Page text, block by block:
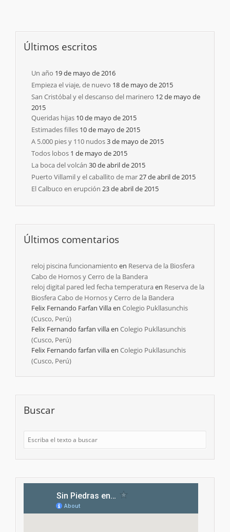
Últimos escritos
Un año 19 de mayo de 2016
Empieza el viaje, de nuevo 18 de mayo de 2015
San Cristóbal y el descanso del marinero 12 de mayo de
2015
Queridas hijas 10 de mayo de 2015
Estimades filles 10 de mayo de 2015
A 5.000 pies y 110 nudos3 de mayo de 2015
Todos lobos 1 de mayo de 2015
La boca del volcán 30 de abril de 2015
Puerto Villamil y el caballito de mar27 de abril de 2015
El Calbuco en erupción 23 de abril de 2015
Últimos comentarios
reloj piscina funcionamiento en Reserva de la Biosfera
Cabo de Hornos y Cerro de la Bandera
reloj digital pared led fecha temperaturaen Reserva de la
Biosfera Cabo de Hornos y Cerro de la Bandera
Felix Fernando Farfan Villaen Colegio Pukllasunchis
(Cusco, Perú)
Felix Fernando farfan villaen Colegio Pukllasunchis
(Cusco, Perú)
Felix Fernando farfan villaen Colegio Pukllasunchis
(Cusco, Perú)
Buscar